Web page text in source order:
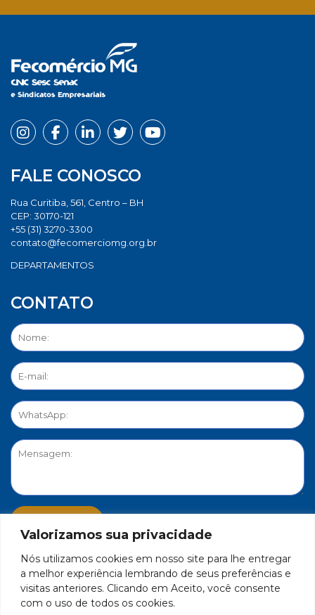
Valorizamos sua privacidade
Nós utilizamos cookies em nosso site para lhe entregar
a melhor experiência lembrando de seus preferências e
visitas anteriores. Clicando em Aceito, você consente
com o uso de todos os cookies.
FALE CONOSCO
Rua Curitiba, 561, Centro – BH
CEP: 30170-121
+55 (31) 3270-3300
contato@fecomerciomg.org.br
DEPARTAMENTOS
CONTATO
PORTAL DE PRIVACIDADE